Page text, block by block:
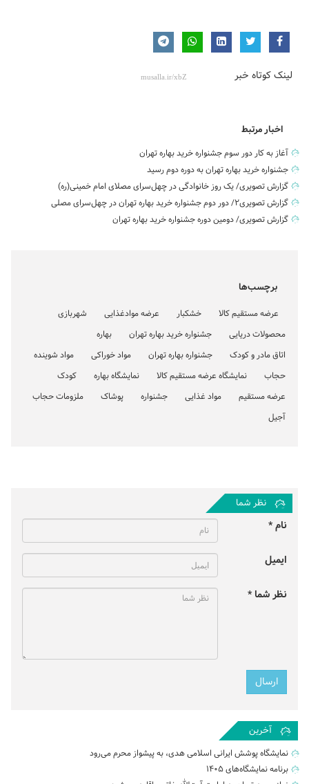
لینک کوتاه خبر
اخبار مرتبط
آغاز به کار دور سوم جشنواره خرید بهاره تهران
جشنواره خرید بهاره تهران به دوره دوم رسید
گزارش تصویری/ یک روز خانوادگی در چهل‌سرای مصلای امام خمینی(ره)
گزارش تصویری۲/ دور دوم جشنواره خرید بهاره تهران در چهل‌سرای مصلی
گزارش تصویری/ دومین دوره جشنواره خرید بهاره تهران
برچسب‌ها
عرضه مستقیم کالا خشکبار عرضه موادغذایی
شهربازی
محصولات دریایی
جشنواره خرید بهاره تهران
بهاره
اتاق مادر و کودک
جشنواره بهاره تهران مواد خوراکی
مواد شوینده
حجاب
نمایشگاه عرضه مستقیم کالا نمایشگاه بهاره
کودک
عرضه مستقیم
مواد غذایی جشنواره پوشاک
ملزومات حجاب
آجیل
نظر شما
نام *
ایمیل
نظر شما *
آخرین
نمایشگاه پوشش ایرانی اسلامی هدی، به پیشواز محرم می‌رود
برنامه نمایشگاه‌های ۱۴۰۵